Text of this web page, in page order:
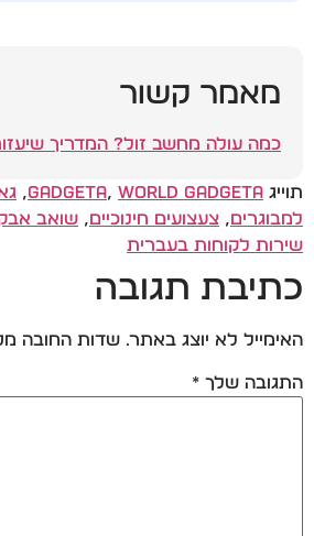
מאמר קשור
כמה עולה מחשב זול? המדריך
תוייג Gadgeta, World Gadgeta
,
למבוגרים, צעצועים חינוכיים, שואב
שירות לקוחות בעברית
כתיבת תגובה
האימייל לא יוצג באתר. שדות החובה
התגובה שלך *